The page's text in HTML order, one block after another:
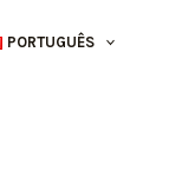
PORTUGUÊS